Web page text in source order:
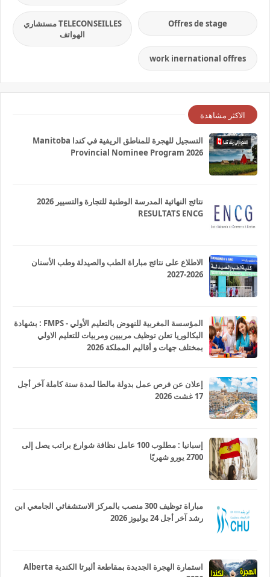
Offres de stage
TELECONSEILLES مستشاري
الهواتف
work inernational offres
الاكثر مشاهدة
التسجيل للهجرة للمناطق الريفية في كندا Manitoba
Provincial Nominee Program 2026
نتائج النهائية المدرسة الوطنية للتجارة والتسيير 2026
RESULTATS ENCG
الاطلاع على نتائج مباراة الطب والصيدلة وطب الأسنان
2026-2027
المؤسسة المغربية للنهوض بالتعليم الأولي - FMPS : بشهادة
البكالوريا تعلن توظيف مربيين ومربيات للتعليم الاولي
بمختلف جهات و أقاليم المملكة 2026
إعلان عن فرص عمل بدولة مالطا لمدة سنة كاملة آخر أجل
17 غشت 2026
إسبانيا : مطلوب 100 عامل نظافة شوارع براتب يصل إلى
2700 يورو شهريًا
مباراة توظيف 300 منصب بالمركز الاستشفائي الجامعي ابن
رشد آخر أجل 24 يوليوز 2026
استمارة الهجرة الجديدة بمقاطعة ألبرتا الكندية Alberta